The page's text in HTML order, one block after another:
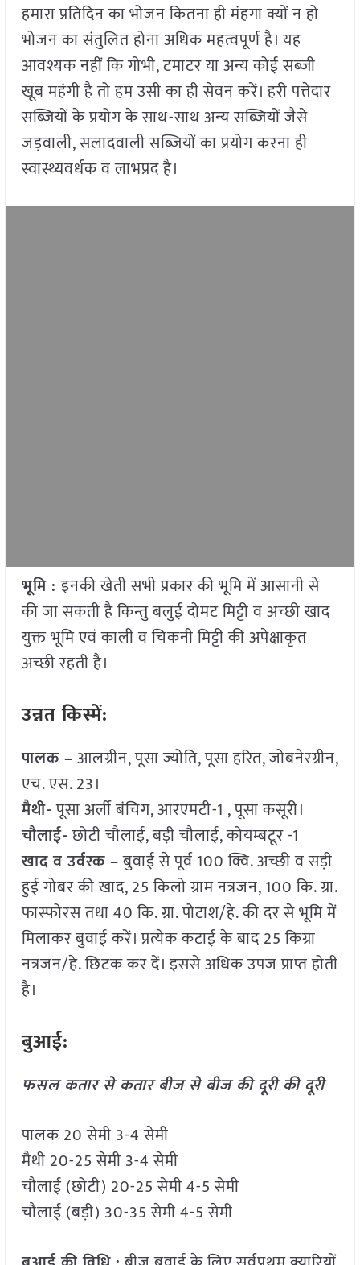
हमारा प्रतिदिन का भोजन कितना ही मंहगा क्यों न हो
भोजन का संतुलित होना अधिक महत्वपूर्ण है। यह
आवश्यक नहीं कि गोभी, टमाटर या अन्य कोई सब्जी
खूब महंगी है तो हम उसी का ही सेवन करें। हरी पत्तेदार
सब्जियों के प्रयोग के साथ-साथ अन्य सब्जियों जैसे
जड़वाली, सलादवाली सब्जियों का प्रयोग करना ही
स्वास्थ्यवर्धक व लाभप्रद है।
भूमि :इनकी खेती सभी प्रकार की भूमि में आसानी से
की जा सकती है किन्तु बलुई दोमट मिट्टी व अच्छी खाद
युक्त भूमि एवं काली व चिकनी मिट्टी की अपेक्षाकृत
अच्छी रहती है।
उन्नत किस्में:
पालक –आलग्रीन, पूसा ज्योति, पूसा हरित, जोबनेरग्रीन,
एच. एस. 23।
मैथी-पूसा अर्ली बंचिग, आरएमटी-1 , पूसा कसूरी।
चौलाई-छोटी चौलाई, बड़ी चौलाई, कोयम्बटूर -1
खाद व उर्वरक –बुवाई से पूर्व 100 क्वि. अच्छी व सड़ी
हुई गोबर की खाद, 25 किलो ग्राम नत्रजन, 100 कि. ग्रा.
फास्फोरस तथा 40 कि. ग्रा. पोटाश/हे. की दर से भूमि में
मिलाकर बुवाई करें। प्रत्येक कटाई के बाद 25 किग्रा
नत्रजन/हे. छिटक कर दें। इससे अधिक उपज प्राप्त होती
है।
बुआई:
फसल कतार से कतार बीज से बीज की दूरी की दूरी
पालक 20 सेमी 3-4 सेमी
मैथी 20-25 सेमी 3-4 सेमी
चौलाई (छोटी) 20-25 सेमी 4-5 सेमी
चौलाई (बड़ी) 30-35 सेमी 4-5 सेमी